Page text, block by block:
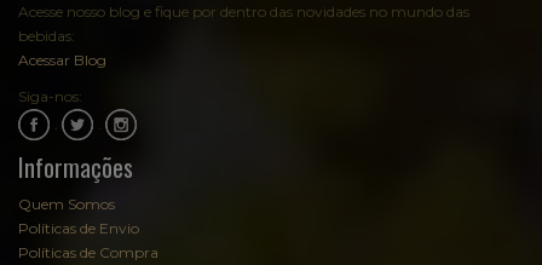
Acesse nosso blog e fique por dentro das novidades no mundo das
bebidas:
Acessar Blog
Siga-nos:
Informações
Quem Somos
Políticas de Envio
Políticas de Compra